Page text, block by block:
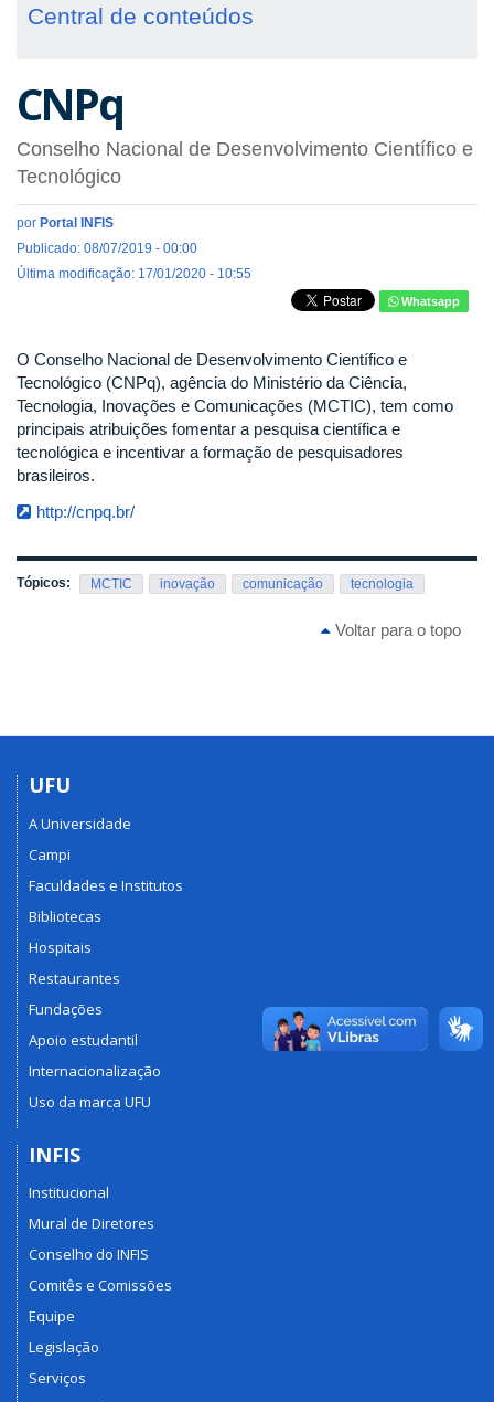
Central de conteúdos
CNPq
Conselho Nacional de Desenvolvimento Científico e
Tecnológico
por Portal INFIS
Publicado: 08/07/2019 - 00:00
Última modificação: 17/01/2020 - 10:55
Whatsapp
O Conselho Nacional de Desenvolvimento Científico e
Tecnológico (CNPq), agência do Ministério da Ciência,
Tecnologia, Inovações e Comunicações (MCTIC), tem como
principais atribuições fomentar a pesquisa científica e
tecnológica e incentivar a formação de pesquisadores
brasileiros.
http://cnpq.br/
Tópicos: MCTIC inovação comunicação tecnologia
Voltar para o topo
UFU
A Universidade
Campi
Faculdades e Institutos
Bibliotecas
Hospitais
Restaurantes
Fundações
Apoio estudantil
Internacionalização
Uso da marca UFU
INFIS
Institucional
Mural de Diretores
Conselho do INFIS
Comitês e Comissões
Equipe
Legislação
Serviços